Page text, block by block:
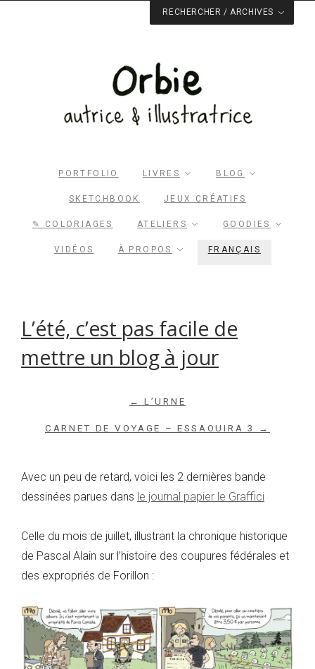
Archives du blog
RECHERCHER / ARCHIVES
PORTFOLIO LIVRES BLOG
SKETCHBOOK JEUX CRÉATIFS
✎ COLORIAGES ATELIERS GOODIES
VIDÉOS À PROPOS FRANÇAIS
L’été, c’est pas facile de
mettre un blog à jour
← L’URNE
CARNET DE VOYAGE – ESSAOUIRA 3 →
Avec un peu de retard, voici les 2 dernières bande
dessinées parues dans le journal papier le Graffici
Celle du mois de juillet, illustrant la chronique historique
de Pascal Alain sur l’histoire des coupures fédérales et
des expropriés de Forillon :